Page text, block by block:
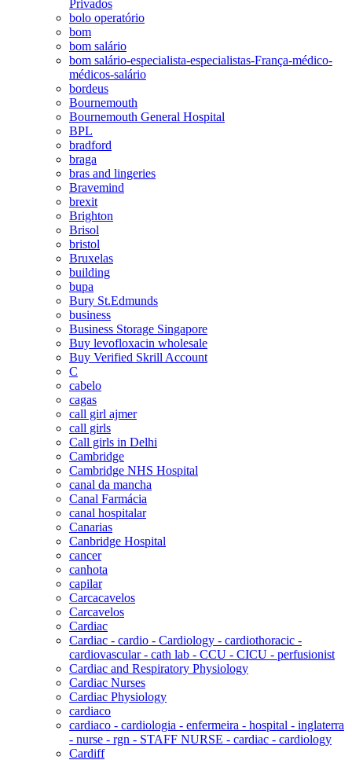
Privados
bolo operatório
bom
bom salário
bom salário-especialista-especialistas-França-médico-
médicos-salário
bordeus
Bournemouth
Bournemouth General Hospital
BPL
bradford
braga
bras and lingeries
Bravemind
brexit
Brighton
Brisol
bristol
Bruxelas
building
bupa
Bury St.Edmunds
business
Business Storage Singapore
Buy levofloxacin wholesale
Buy Verified Skrill Account
C
cabelo
cagas
call girl ajmer
call girls
Call girls in Delhi
Cambridge
Cambridge NHS Hospital
canal da mancha
Canal Farmácia
canal hospitalar
Canarias
Canbridge Hospital
cancer
canhota
capilar
Carcacavelos
Carcavelos
Cardiac
Cardiac - cardio - Cardiology - cardiothoracic -
cardiovascular - cath lab - CCU - CICU - perfusionist
Cardiac and Respiratory Physiology
Cardiac Nurses
Cardiac Physiology
cardiaco
cardiaco - cardiologia - enfermeira - hospital - inglaterra
- nurse - rgn - STAFF NURSE - cardiac - cardiology
Cardiff